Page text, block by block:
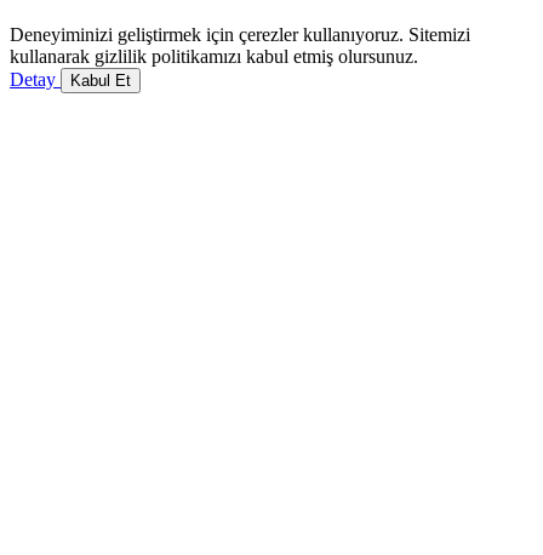
Deneyiminizi geliştirmek için çerezler kullanıyoruz. Sitemizi
kullanarak gizlilik politikamızı kabul etmiş olursunuz.
Detay
Kabul Et